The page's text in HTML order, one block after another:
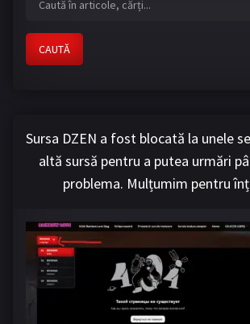
CAUTĂ
Sursa DZEN a fost blocată la unele
altă sursă pentru a putea urmări
problema. Mulțumim pentru